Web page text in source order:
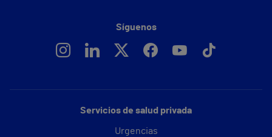
Servicios de salud privada
Urgencias
Síguenos